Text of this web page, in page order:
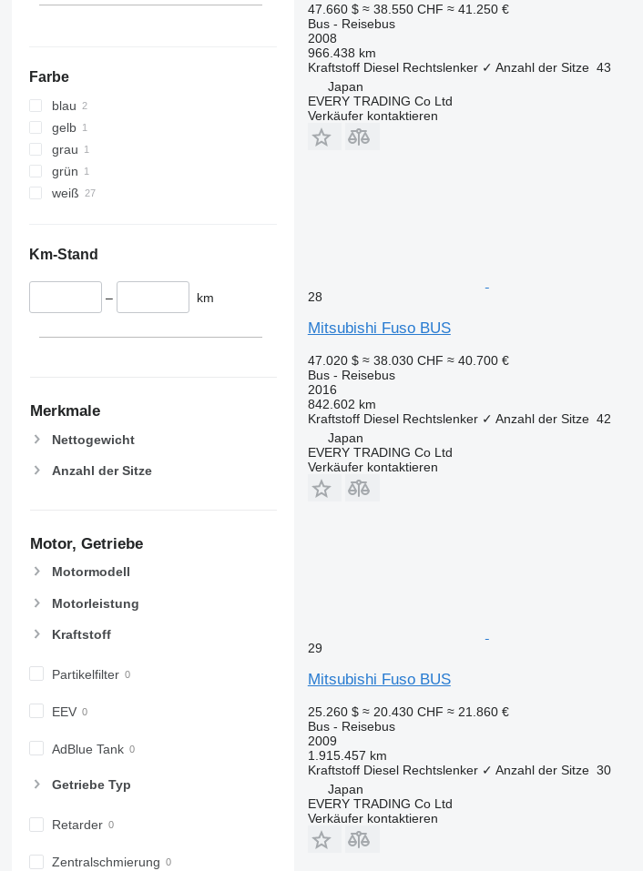
Farbe
blau
gelb
grau
grün
weiß
Km-Stand
– km
Merkmale
Nettogewicht
Anzahl der Sitze
Motor, Getriebe
Motormodell
Motorleistung
Kraftstoff
Partikelfilter
EEV
AdBlue Tank
Getriebe Typ
Retarder
Zentralschmierung
47.660 $ ≈ 38.550 CHF ≈ 41.250 €
Bus - Reisebus
2008
966.438 km
Kraftstoff Diesel Rechtslenker ✓ Anzahl der Sitze 43
Japan
EVERY TRADING Co Ltd
Verkäufer kontaktieren
28
Mitsubishi Fuso BUS
47.020 $ ≈ 38.030 CHF ≈ 40.700 €
Bus - Reisebus
2016
842.602 km
Kraftstoff Diesel Rechtslenker ✓ Anzahl der Sitze 42
Japan
EVERY TRADING Co Ltd
Verkäufer kontaktieren
29
Mitsubishi Fuso BUS
25.260 $ ≈ 20.430 CHF ≈ 21.860 €
Bus - Reisebus
2009
1.915.457 km
Kraftstoff Diesel Rechtslenker ✓ Anzahl der Sitze 30
Japan
EVERY TRADING Co Ltd
Verkäufer kontaktieren